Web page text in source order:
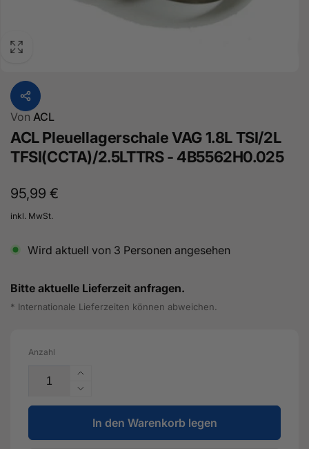
Von ACL
ACL Pleuellagerschale VAG 1.8L TSI/2L
TFSI(CCTA)/2.5LTTRS - 4B5562H0.025
Normaler
Preis
95,99 €
inkl. MwSt.
Wird aktuell von 3 Personen angesehen
Bitte aktuelle Lieferzeit anfragen.
* Internationale Lieferzeiten können abweichen.
Anzahl
Erhöhe
die
Menge
für
ACL
Verringere
die
Menge
für
In den Warenkorb legen